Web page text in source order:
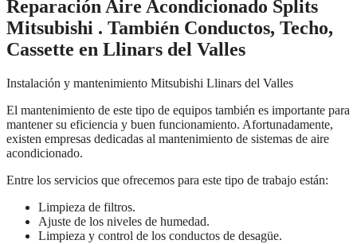
Reparación Aire Acondicionado Splits
Mitsubishi . También Conductos, Techo,
Cassette en Llinars del Valles
Instalación y mantenimiento Mitsubishi Llinars del Valles
El mantenimiento de este tipo de equipos también es importante para
mantener su eficiencia y buen funcionamiento. Afortunadamente,
existen empresas dedicadas al mantenimiento de sistemas de aire
acondicionado.
Entre los servicios que ofrecemos para este tipo de trabajo están:
Limpieza de filtros.
Ajuste de los niveles de humedad.
Limpieza y control de los conductos de desagüe.